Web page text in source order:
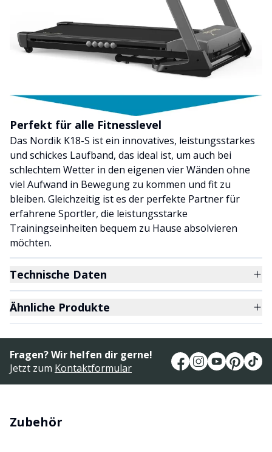
Perfekt für alle Fitnesslevel
Das Nordik K18-S ist ein innovatives, leistungsstarkes
und schickes Laufband, das ideal ist, um auch bei
schlechtem Wetter in den eigenen vier Wänden ohne
viel Aufwand in Bewegung zu kommen und fit zu
bleiben. Gleichzeitig ist es der perfekte Partner für
erfahrene Sportler, die leistungsstarke
Trainingseinheiten bequem zu Hause absolvieren
möchten.
Technische Daten
Ähnliche Produkte
Fragen? Wir helfen dir gerne!
Jetzt zum Kontaktformular
Zubehör